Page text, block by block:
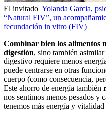
El invitado Yolanda Garcia,
“Natural FIV”, un
fecundación in vitro (FIV)
Combinar bien los alimentos
digestión, sino también
digestivo requiere menos
puede centrarse en otras
cuerpo (como consecuencia,
Este ahorro de energía también
nos sentimos menos pesados y
tenemos más energía y